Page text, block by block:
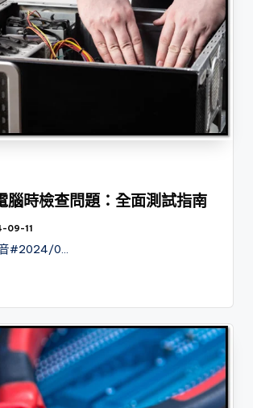
腦時檢查問題：全面測試指南
09-11
#2024/0…